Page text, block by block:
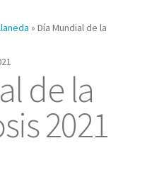
» Día Mundial de la
de la
2021